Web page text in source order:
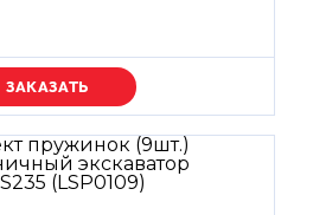
цену